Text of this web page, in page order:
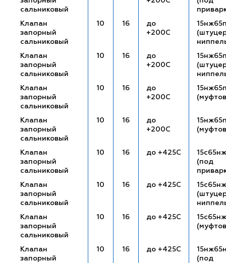
сальниковый
Клапан
запорный
сальниковый
10 16
до
+200С
Клапан
запорный
сальниковый
10 16
до
+200С
Клапан
запорный
сальниковый
10 16
до
+200С
Клапан
запорный
сальниковый
10 16
до
+200С
Клапан
запорный
сальниковый
10 16 до +425С
(под
Клапан
запорный
сальниковый
10 16 до +425С
Клапан
запорный
сальниковый
10 16 до +425С
Клапан
запорный
10 16 до +425С
(под